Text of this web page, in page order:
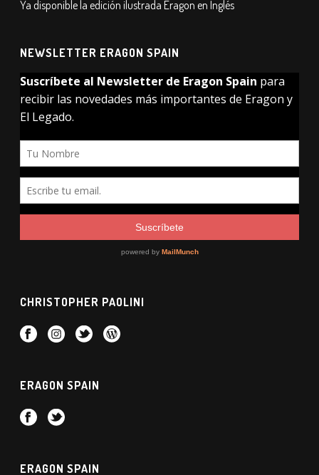
Ya disponible la edición ilustrada Eragon en Inglés
NEWSLETTER ERAGON SPAIN
CHRISTOPHER PAOLINI
ERAGON SPAIN
ERAGON SPAIN